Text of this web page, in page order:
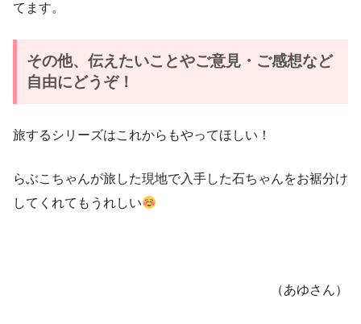
てます。
その他、伝えたいことやご意見・ご感想など
自由にどうぞ！
旅するシリーズはこれからもやってほしい！
らぶこちゃんが旅した現地で入手した石ちゃんをお裾分け
してくれてもうれしい
（あゆさん）